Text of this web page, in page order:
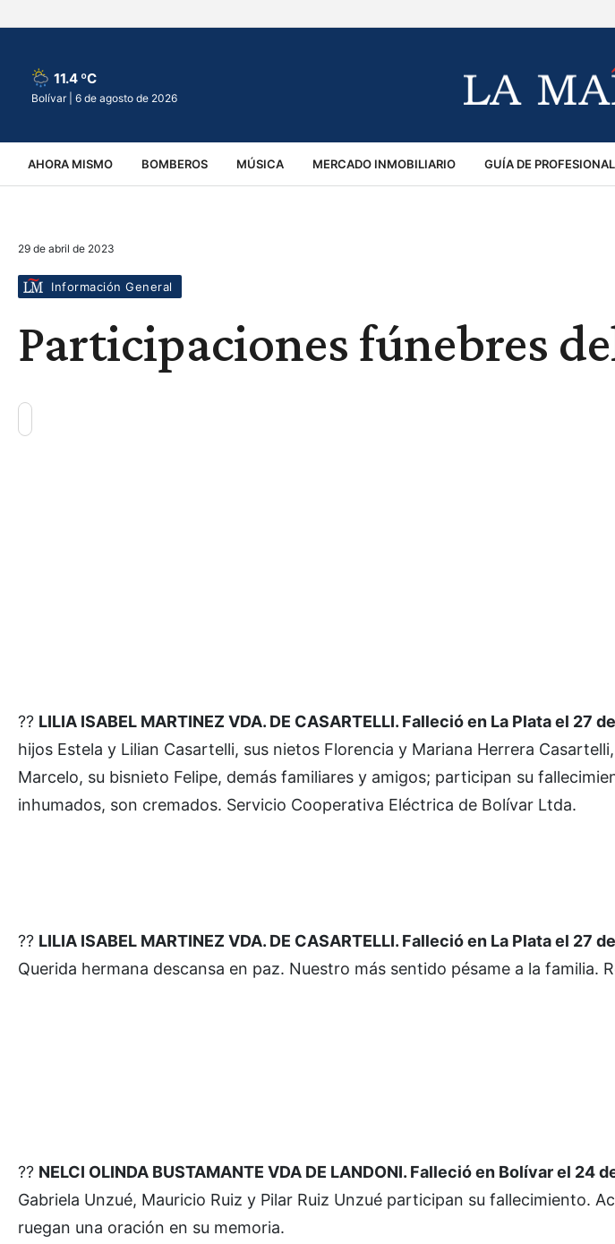
11.4 ºC
Bolívar | 6 de agosto de 2026
AHORA MISMO BOMBEROS MÚSICA MERCADO INMOBILIARIO GUÍA DE
VIRALES ACCIDENTES
29 de abril de 2023
Información General
Participaciones fúnebres
?? LILIA ISABEL MARTINEZ VDA. DE CASARTELLI. Falleció en La Plata el 27
hijos Estela y Lilian Casartelli, sus nietos Florencia y Mariana Herrera
Marcelo, su bisnieto Felipe, demás familiares y amigos; participan su
inhumados, son cremados. Servicio Cooperativa Eléctrica de Bolívar Ltda.
?? LILIA ISABEL MARTINEZ VDA. DE CASARTELLI. Falleció en La Plata el 27
Querida hermana descansa en paz. Nuestro más sentido pésame a la familia.
?? NELCI OLINDA BUSTAMANTE VDA DE LANDONI. Falleció en Bolívar el 24
Gabriela Unzué, Mauricio Ruiz y Pilar Ruiz Unzué participan su fallecimiento.
ruegan una oración en su memoria.